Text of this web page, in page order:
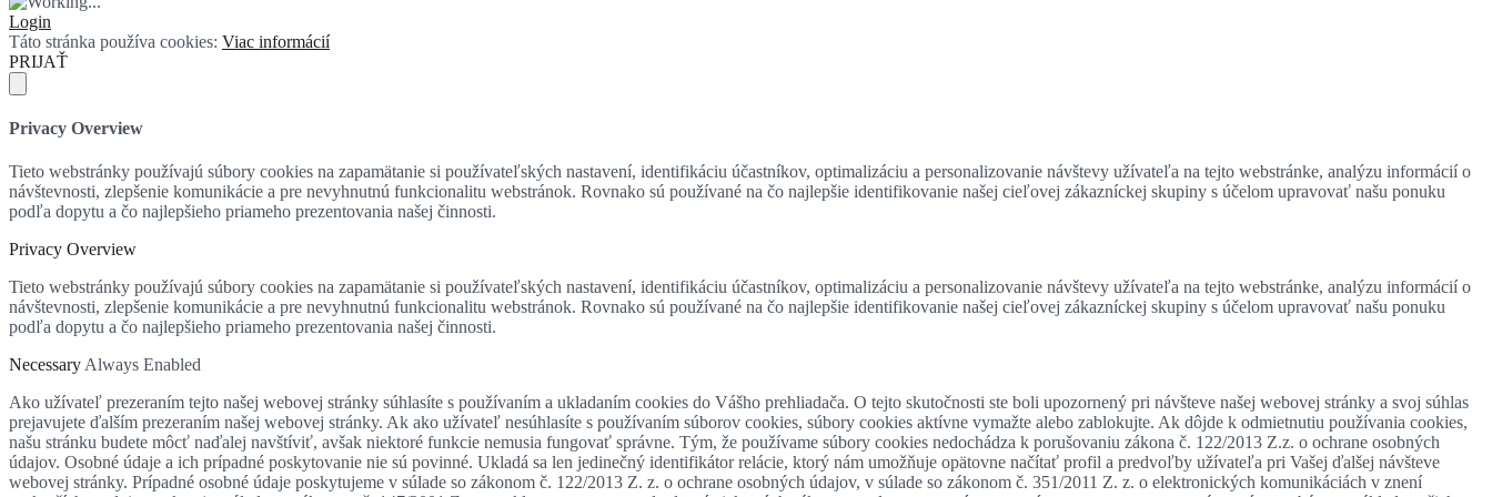
Login
Táto stránka používa cookies: Viac informácií
PRIJAŤ
Privacy Overview
Tieto webstránky používajú súbory cookies na zapamätanie si používateľských nastavení, identifikáciu účastníkov, optimalizáciu a personalizovanie návštevy užívateľa na tejto webstránke, analýzu informácií o
návštevnosti, zlepšenie komunikácie a pre nevyhnutnú funkcionalitu webstránok. Rovnako sú používané na čo najlepšie identifikovanie našej cieľovej zákazníckej skupiny s účelom upravovať našu ponuku
podľa dopytu a čo najlepšieho priameho prezentovania našej činnosti.
Privacy Overview
Tieto webstránky používajú súbory cookies na zapamätanie si používateľských nastavení, identifikáciu účastníkov, optimalizáciu a personalizovanie návštevy užívateľa na tejto webstránke, analýzu informácií o
návštevnosti, zlepšenie komunikácie a pre nevyhnutnú funkcionalitu webstránok. Rovnako sú používané na čo najlepšie identifikovanie našej cieľovej zákazníckej skupiny s účelom upravovať našu ponuku
podľa dopytu a čo najlepšieho priameho prezentovania našej činnosti.
Necessary Always Enabled
Ako užívateľ prezeraním tejto našej webovej stránky súhlasíte s používaním a ukladaním cookies do Vášho prehliadača. O tejto skutočnosti ste boli upozornený pri návšteve našej webovej stránky a svoj súhlas
prejavujete ďalším prezeraním našej webovej stránky. Ak ako užívateľ nesúhlasíte s používaním súborov cookies, súbory cookies aktívne vymažte alebo zablokujte. Ak dôjde k odmietnutiu používania cookies,
našu stránku budete môcť naďalej navštíviť, avšak niektoré funkcie nemusia fungovať správne. Tým, že používame súbory cookies nedochádza k porušovaniu zákona č. 122/2013 Z.z. o ochrane osobných
údajov. Osobné údaje a ich prípadné poskytovanie nie sú povinné. Ukladá sa len jedinečný identifikátor relácie, ktorý nám umožňuje opätovne načítať profil a predvoľby užívateľa pri Vašej ďalšej návšteve
webovej stránky. Prípadné osobné údaje poskytujeme v súlade so zákonom č. 122/2013 Z. z. o ochrane osobných údajov, v súlade so zákonom č. 351/2011 Z. z. o elektronických komunikáciách v znení